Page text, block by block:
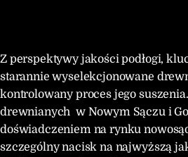
Z perspektywy jakości podłogi,
starannie wyselekcjonowane
kontrolowany proces jego
drewnianych w Nowym Sączu i
doświadczeniem na rynku
szczególny nacisk na najwyższą